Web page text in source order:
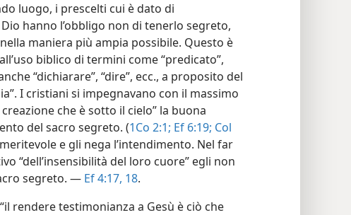
luogo, i prescelti cui è dato di
hanno l’obbligo non di tenerlo segreto,
maniera più ampia possibile. Questo è
biblico di termini come “predicato”,
“dichiarare”, “dire”, ecc., a proposito del
I cristiani si impegnavano con il massimo
che è sotto il cielo” la buona
del sacro segreto. (1Co 2:1; Ef 6:19; Col
e gli nega l’intendimento. Nel far
“dell’insensibilità del loro cuore” egli non
segreto. — Ef 4:17, 18.
rendere testimonianza a Gesù è ciò che